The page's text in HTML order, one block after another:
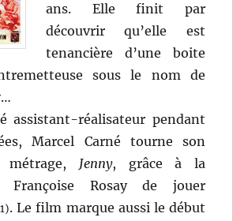
ans. Elle finit par
découvrir qu’elle est
tenancière d’une boite
sous le nom de
assistant-réalisateur pendant
Marcel Carné tourne son
métrage, Jenny, grâce à la
Françoise Rosay de jouer
. Le film marque aussi le début